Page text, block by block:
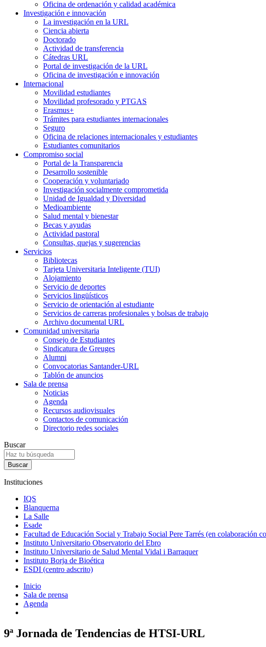
Oficina de ordenación y calidad académica
Investigación e innovación
La investigación en la URL
Ciencia abierta
Doctorado
Actividad de transferencia
Cátedras URL
Portal de investigación de la URL
Oficina de investigación e innovación
Internacional
Movilidad estudiantes
Movilidad profesorado y PTGAS
Erasmus+
Trámites para estudiantes internacionales
Seguro
Oficina de relaciones internacionales y estudiantes
Estudiantes comunitarios
Compromiso social
Portal de la Transparencia
Desarrollo sostenible
Cooperación y voluntariado
Investigación socialmente comprometida
Unidad de Igualdad y Diversidad
Medioambiente
Salud mental y bienestar
Becas y ayudas
Actividad pastoral
Consultas, quejas y sugerencias
Servicios
Bibliotecas
Tarjeta Universitaria Inteligente (TUI)
Alojamiento
Servicio de deportes
Servicios lingüísticos
Servicio de orientación al estudiante
Servicios de carreras profesionales y bolsas de trabajo
Archivo documental URL
Comunidad universitaria
Consejo de Estudiantes
Sindicatura de Greuges
Alumni
Convocatorias Santander-URL
Tablón de anuncios
Sala de prensa
Noticias
Agenda
Recursos audiovisuales
Contactos de comunicación
Directorio redes sociales
Buscar
Instituciones
IQS
Blanquerna
La Salle
Esade
Facultad de Educación Social y Trabajo Social Pere Tarrés (en colaboración
Instituto Universitario Observatorio del Ebro
Instituto Universitario de Salud Mental Vidal i Barraquer
Instituto Borja de Bioética
ESDI (centro adscrito)
Inicio
Sala de prensa
Agenda
9ª Jornada de Tendencias de HTSI-URL